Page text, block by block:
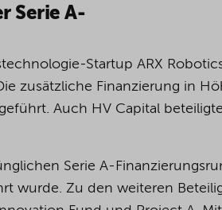
Serie A-
Startup ARX
zusätzliche Finanzierung in
Auch HV Capital
Serie A-
wurde. Zu den weiteren